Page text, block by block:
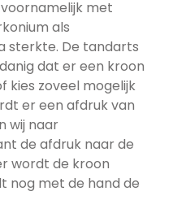
met
als
sterkte. De tandarts
dat er een kroon
kies zoveel mogelijk
er een afdruk van
wij naar
de afdruk naar de
wordt de kroon
nog met de hand de